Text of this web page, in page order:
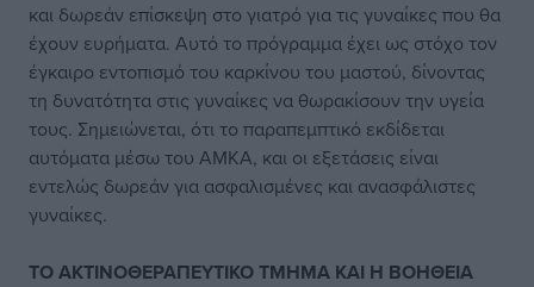
και δωρεάν επίσκεψη στο γιατρό για τις γυναίκες που θα
έχουν ευρήματα. Αυτό το πρόγραμμα έχει ως στόχο τον
έγκαιρο εντοπισμό του καρκίνου του μαστού, δίνοντας
τη δυνατότητα στις γυναίκες να θωρακίσουν την υγεία
τους. Σημειώνεται, ότι το παραπεμπτικό εκδίδεται
αυτόματα μέσω του ΑΜΚΑ, και οι εξετάσεις είναι
εντελώς δωρεάν για ασφαλισμένες και ανασφάλιστες
γυναίκες.
ΤΟ ΑΚΤΙΝΟΘΕΡΑΠΕΥΤΙΚΟ ΤΜΗΜΑ ΚΑΙ Η ΒΟΗΘΕΙΑ